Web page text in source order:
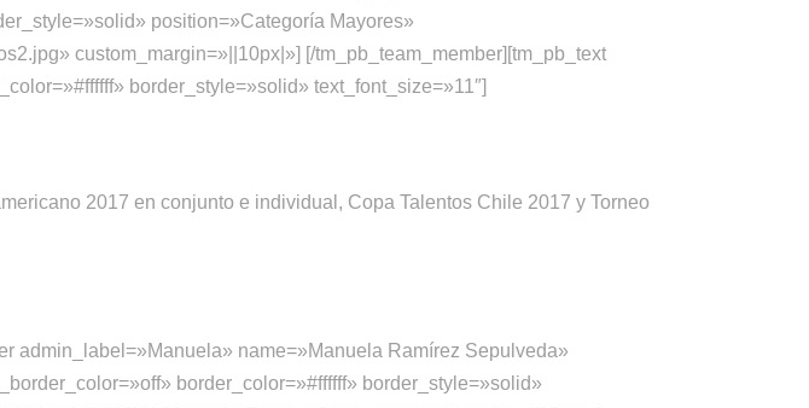
position=»Categoría Mayores»
custom_margin=»||10px|»] [/tm_pb_team_member][tm_pb_text
border_style=»solid» text_font_size=»11″]
2017 en conjunto e individual, Copa Talentos Chile 2017 y Torneo
admin_label=»Manuela» name=»Manuela Ramírez Sepulveda»
border_color=»#ffffff» border_style=»solid»